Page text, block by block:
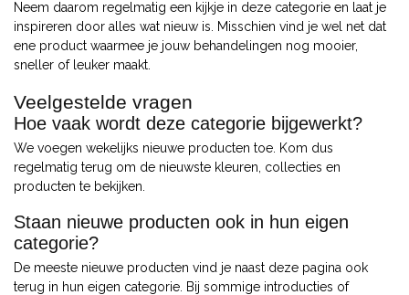
Neem daarom regelmatig een kijkje in deze categorie en laat je
inspireren door alles wat nieuw is. Misschien vind je wel net dat
ene product waarmee je jouw behandelingen nog mooier,
sneller of leuker maakt.
Veelgestelde vragen
Hoe vaak wordt deze categorie bijgewerkt?
We voegen wekelijks nieuwe producten toe. Kom dus
regelmatig terug om de nieuwste kleuren, collecties en
producten te bekijken.
Staan nieuwe producten ook in hun eigen
categorie?
De meeste nieuwe producten vind je naast deze pagina ook
terug in hun eigen categorie. Bij sommige introducties of